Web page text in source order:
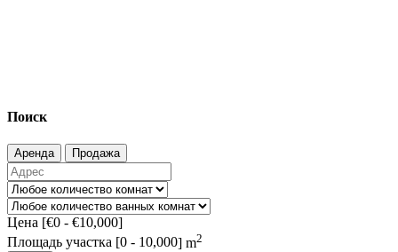
Поиск
Аренда Продажа
Цена [€0 - €10,000]
Площадь участка [0 - 10,000] m2